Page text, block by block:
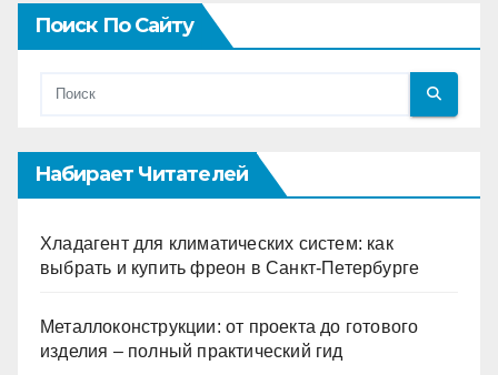
Поиск По Сайту
Набирает Читателей
Хладагент для климатических систем: как
выбрать и купить фреон в Санкт-Петербурге
Металлоконструкции: от проекта до готового
изделия – полный практический гид